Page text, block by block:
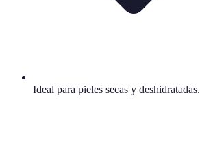
Ideal para pieles secas y deshidratadas.